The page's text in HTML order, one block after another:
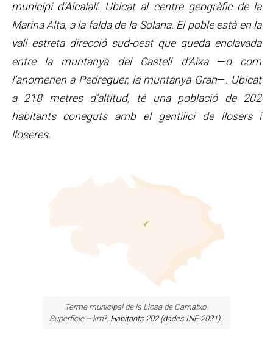
municipi d’Alcalalí. Ubicat al centre geogràfic de la
Marina Alta, a la falda de la Solana. El poble està en la
vall estreta direcció sud-oest que queda enclavada
entre la muntanya del Castell d’Aixa —o com
l’anomenen a Pedreguer, la muntanya Gran—. Ubicat
a 218 metres d’altitud, té una població de 202
habitants coneguts amb el gentilici de llosers i
lloseres.
Terme municipal de la Llosa de Camatxo.
Superfície -- km². Habitants 202 (dades INE 2021).